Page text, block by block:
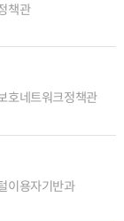
책관
호네트워크정책관
이용자기반과